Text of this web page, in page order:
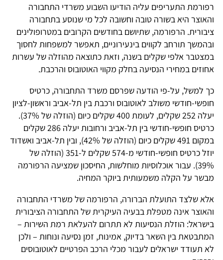
רפורמת התעריפים עליה הודיעו השבוע משרדי התחבורה
והאוצר היא בשורה טובה וחשובה לכל מי שנוסע בתחבורה
ציבורית. הרפורמה, שתיושם בחודשים הקרובים במטרופולינים
ובהמשך תורחב לקווים בינעירוניים, תאפשר למשפחות לחסוך
במצטבר אלפי שקלים בשנה, וזאת כתוצאה מהוזלה של עשרות
אחוזים במחירי הנסיעה בחלק מקווי האוטובוס והרכבת.
כך למשל, על-פי הודעה שפרסם משרד התחבורה, כרטיס
חופשי-חודשי משולב לאוטובוס ורכבת בין תל-אביב וראשון-לציון
יעלה 252 שקלים, לעומת 400 שקלים כיום (הוזלה של 37%).
כרטיס חופשי-חודשי בין תל-אביב ורחובות יעלה 286 שקלים
במקום 491 שקלים כיום (הוזלה של 42%), ובין תל-אביב ואשדוד
יוזל כרטיס חופשי-חודשי מ-574 שקלים ל-351 (הוזלה של
39%). עבור אוכלוסיות מוחלשות, החיסכון שמציעה הרפורמה
מבשר על הקלה משמעותית ביוקר המחיה.
אלא שלצד התועלת הברורה, הרפורמה של משרדי התחבורה
והאוצר אינה מטפלת בבעיה העיקרית של התחבורה הציבורית
בישראל: הוזלת הנסיעות לא תתרום להעלאת רמת השירות –
המתבטאת בין השאר בדיוק, אמינות, זמן נסיעה ונוחות – ולכן
לא תעודד ישראלים לעבור מכלי הרכב הפרטיים לאוטובוסים